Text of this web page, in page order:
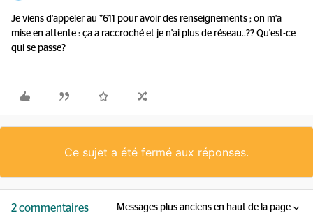
Je viens d'appeler au *611 pour avoir des renseignements ; on m'a
mise en attente : ça a raccroché et je n'ai plus de réseau..?? Qu'est-ce
qui se passe?
Ce sujet a été fermé aux réponses.
2 commentaires Messages plus anciens en haut de la page